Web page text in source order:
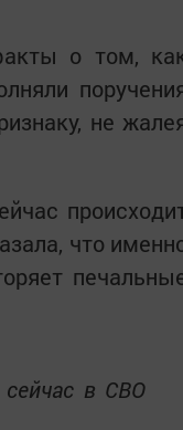
о том,
не
что
сейчас в СВО